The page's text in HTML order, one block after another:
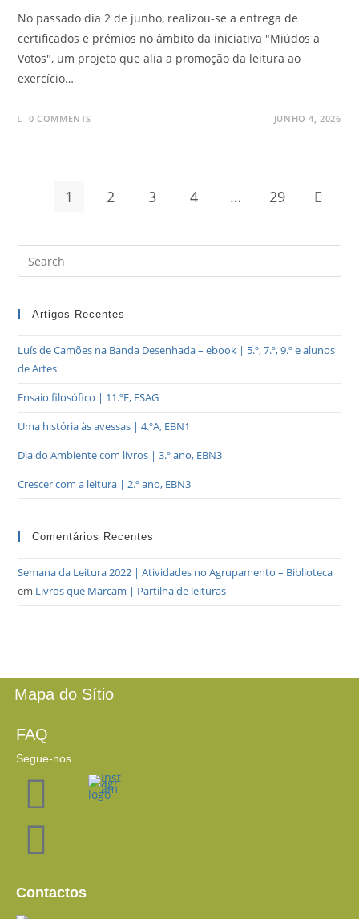
No passado dia 2 de junho, realizou-se a entrega de
certificados e prémios no âmbito da iniciativa "Miúdos a
Votos", um projeto que alia a promoção da leitura ao
exercício…
0 COMMENTS JUNHO 4, 2026
1 2 3 4 … 29
Artigos Recentes
Luís de Camões na Banda Desenhada – ebook | 5.º, 7.º, 9.º e alunos
de Artes
Ensaio filosófico | 11.ºE, ESAG
Uma história às avessas | 4.ºA, EBN1
Dia do Ambiente com livros | 3.º ano, EBN3
Crescer com a leitura | 2.º ano, EBN3
Comentários Recentes
Semana da Leitura 2022 | Atividades no Agrupamento – Biblioteca
em Livros que Marcam | Partilha de leituras
Mapa do Sítio
FAQ
Segue-nos
Contactos